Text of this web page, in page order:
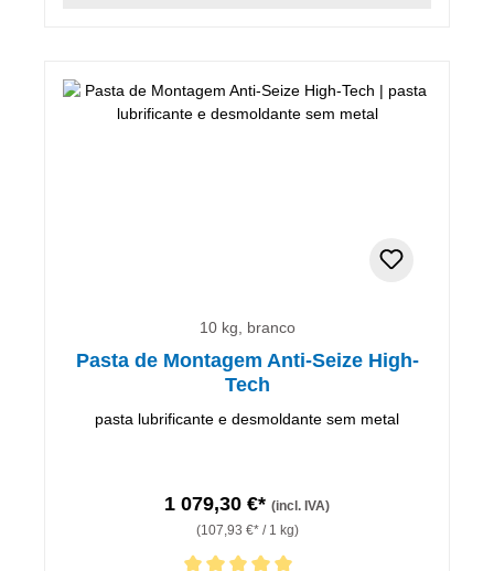
10 kg, branco
Pasta de Montagem Anti-Seize High-
Tech
pasta lubrificante e desmoldante sem metal
1 079,30 €* (incl. IVA)
(107,93 €* / 1 kg)